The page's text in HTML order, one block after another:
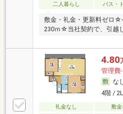
二人暮らし
バス・
敷金・礼金・更新料ゼロ
230ｍ☆当社契約で、引越
4.80
管理費-
な
4階 /
礼金なし 敷金